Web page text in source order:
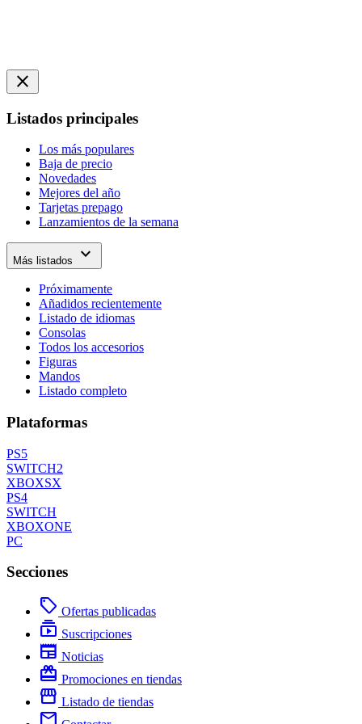
close
Listados principales
Los más populares
Baja de precio
Novedades
Mejores del año
Tarjetas prepago
Lanzamientos de la semana
Más listados expand_more
Próximamente
Añadidos recientemente
Listado de idiomas
Consolas
Todos los accesorios
Figuras
Mandos
Listado completo
Plataformas
PS5
SWITCH2
XBOXSX
PS4
SWITCH
XBOXONE
PC
Secciones
local_offer Ofertas publicadas
subscriptions Suscripciones
newspaper Noticias
redeem Promociones en tiendas
storefront Listado de tiendas
mail